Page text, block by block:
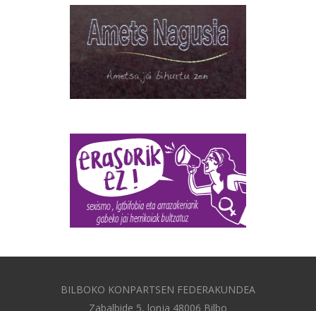
BILBOKO KONPARTSEN FEDERAKUNDEA
Zabalbide 5, lonja 48006 Bilbo